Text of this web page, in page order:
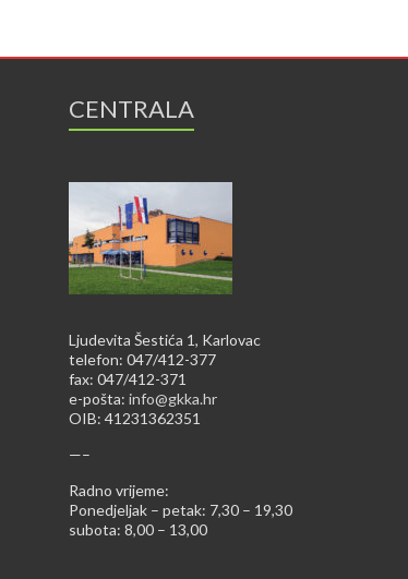
CENTRALA
Ljudevita Šestića 1, Karlovac
telefon: 047/412-377
fax: 047/412-371
e-pošta: info@gkka.hr
OIB: 41231362351
—–
Radno vrijeme:
Ponedjeljak – petak: 7,30 – 19,30
subota: 8,00 – 13,00